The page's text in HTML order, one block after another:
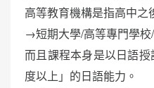
高等教育機構是指高中之
→短期大學/高等專門學
而且課程本身是以日語
度以上」的日語能力。